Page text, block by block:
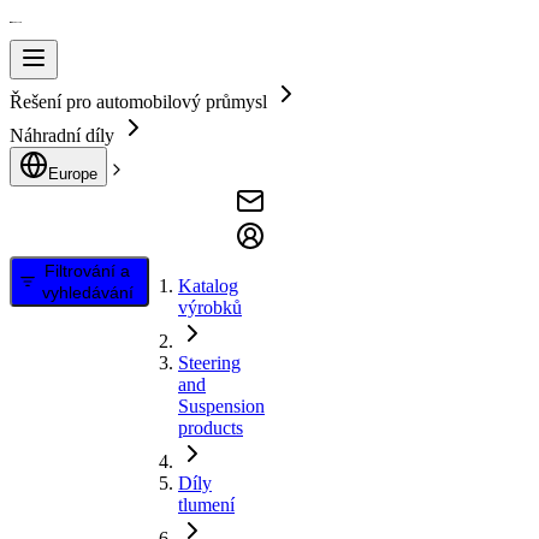
Řešení pro automobilový průmysl
Náhradní díly
Europe
Filtrování a
vyhledávání
Katalog
výrobků
Steering
and
Suspension
products
Díly
tlumení